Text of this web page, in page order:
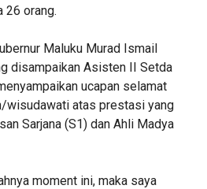
26 orang.
Maluku Murad Ismail
disampaikan Asisten II Setda
ucapan selamat
wisudawati atas prestasi yang
Sarjana (S1) dan Ahli Madya
moment ini, maka saya